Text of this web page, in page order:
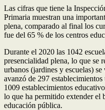
Las cifras que tiene la
Primaria muestran una
plena, comparado al final los
fue del 65 % de los centros
Durante el 2020 las 1042
presencialidad plena, lo que se
urbanos (jardines y escuelas)
avanzó de 297
1009 establecimientos
lo que ha permitido extender el
educación pública.